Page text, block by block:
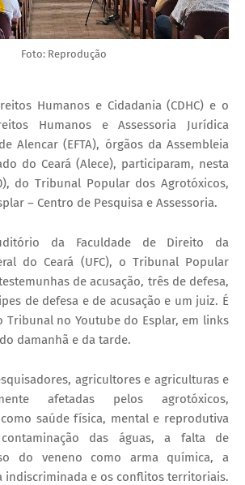
Foto: Reprodução
Humanos e Cidadania (CDHC) e o
Humanos e Assessoria Jurídica
Alencar (EFTA), órgãos da Assembleia
do Ceará (Alece), participaram, nesta
do Tribunal Popular dos Agrotóxicos,
– Centro de Pesquisa e Assessoria.
da Faculdade de Direito da
do Ceará (UFC), o Tribunal Popular
de acusação, três de defesa,
de defesa e de acusação e um juiz. É
Tribunal no Youtube do Esplar, em links
damanhã e da tarde.
agricultores e agriculturas e
afetadas pelos agrotóxicos,
saúde física, mental e reprodutiva
das águas, a falta de
do veneno como arma química, a
indiscriminada e os conflitos territoriais.